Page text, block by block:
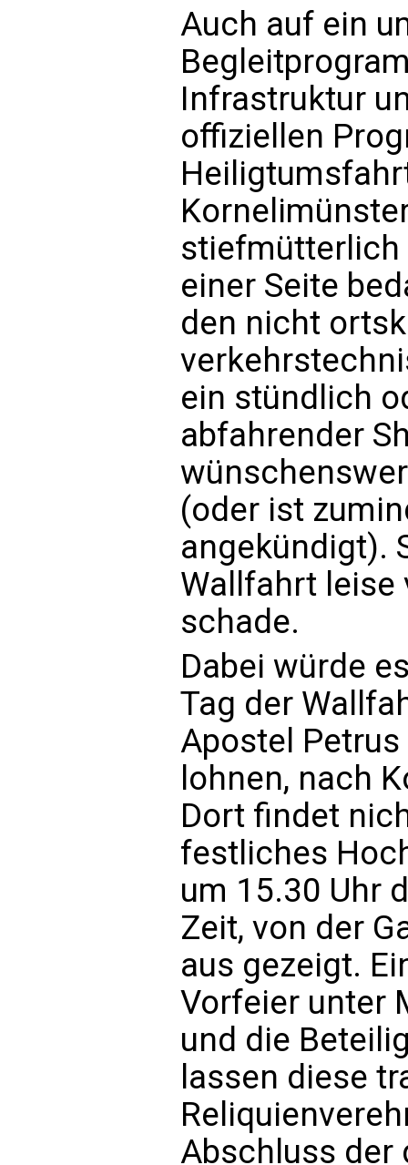
Auch auf ein
Infrastruktur
offiziellen
stiefmütterlich
einer Seite
den nicht
ein stündlich
abfahrender
(oder ist
angekündigt).
Wallfahrt leise
schade.
Dabei würde
Tag der
Apostel
lohnen, nach
Dort findet
festliches
um 15.30 Uhr
Zeit, von der
aus gezeigt.
Vorfeier unter
und die
lassen diese
Abschluss der